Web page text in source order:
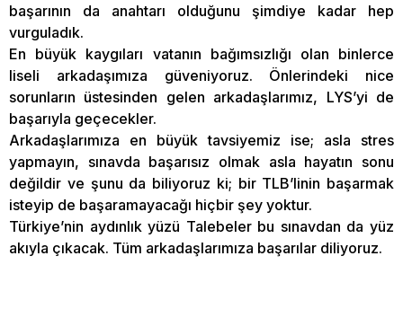
başarının da anahtarı olduğunu şimdiye kadar hep
vurguladık.
En büyük kaygıları vatanın bağımsızlığı olan binlerce
liseli arkadaşımıza güveniyoruz. Önlerindeki nice
sorunların üstesinden gelen arkadaşlarımız, LYS’yi de
başarıyla geçecekler.
Arkadaşlarımıza en büyük tavsiyemiz ise; asla stres
yapmayın, sınavda başarısız olmak asla hayatın sonu
değildir ve şunu da biliyoruz ki; bir TLB’linin başarmak
isteyip de başaramayacağı hiçbir şey yoktur.
Türkiye’nin aydınlık yüzü Talebeler bu sınavdan da yüz
akıyla çıkacak. Tüm arkadaşlarımıza başarılar diliyoruz.